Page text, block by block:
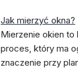
Jak mierzyć okna?
Mierzenie okien to
proces, który ma
znaczenie przy